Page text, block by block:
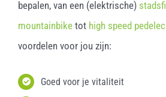
bepalen, van een (elektrische)
mountainbiketot high speed pedelec
voordelen voor jou zijn:
Goed voor je vitaliteit